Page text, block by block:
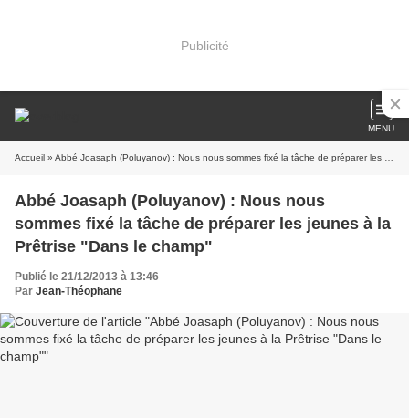
Publicité
MENU
Accueil » Abbé Joasaph (Poluyanov) : Nous nous sommes fixé la tâche de préparer les jeunes à la Prêtrise "Dans le champ"
Abbé Joasaph (Poluyanov) : Nous nous
sommes fixé la tâche de préparer les jeunes à la
Prêtrise "Dans le champ"
Publié le 21/12/2013 à 13:46
Par Jean-Théophane